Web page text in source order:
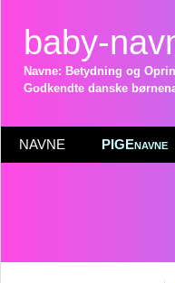
baby-
Navne: Betydning og
Godkendte danske
NAVNE PIGEnavne